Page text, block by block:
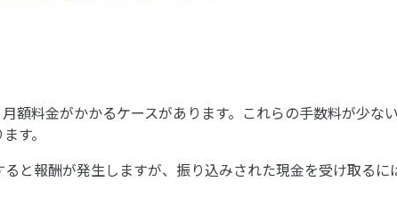
額料金がかかるケースがあります。これらの手数料が少ない
す。
と報酬が発生しますが、振り込みされた現金を受け取るに